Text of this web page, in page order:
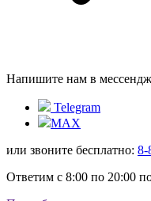
Напишите нам в
Telegram
MAX
или звоните бесплатно: 8-
Ответим с 8:00 по 20:00